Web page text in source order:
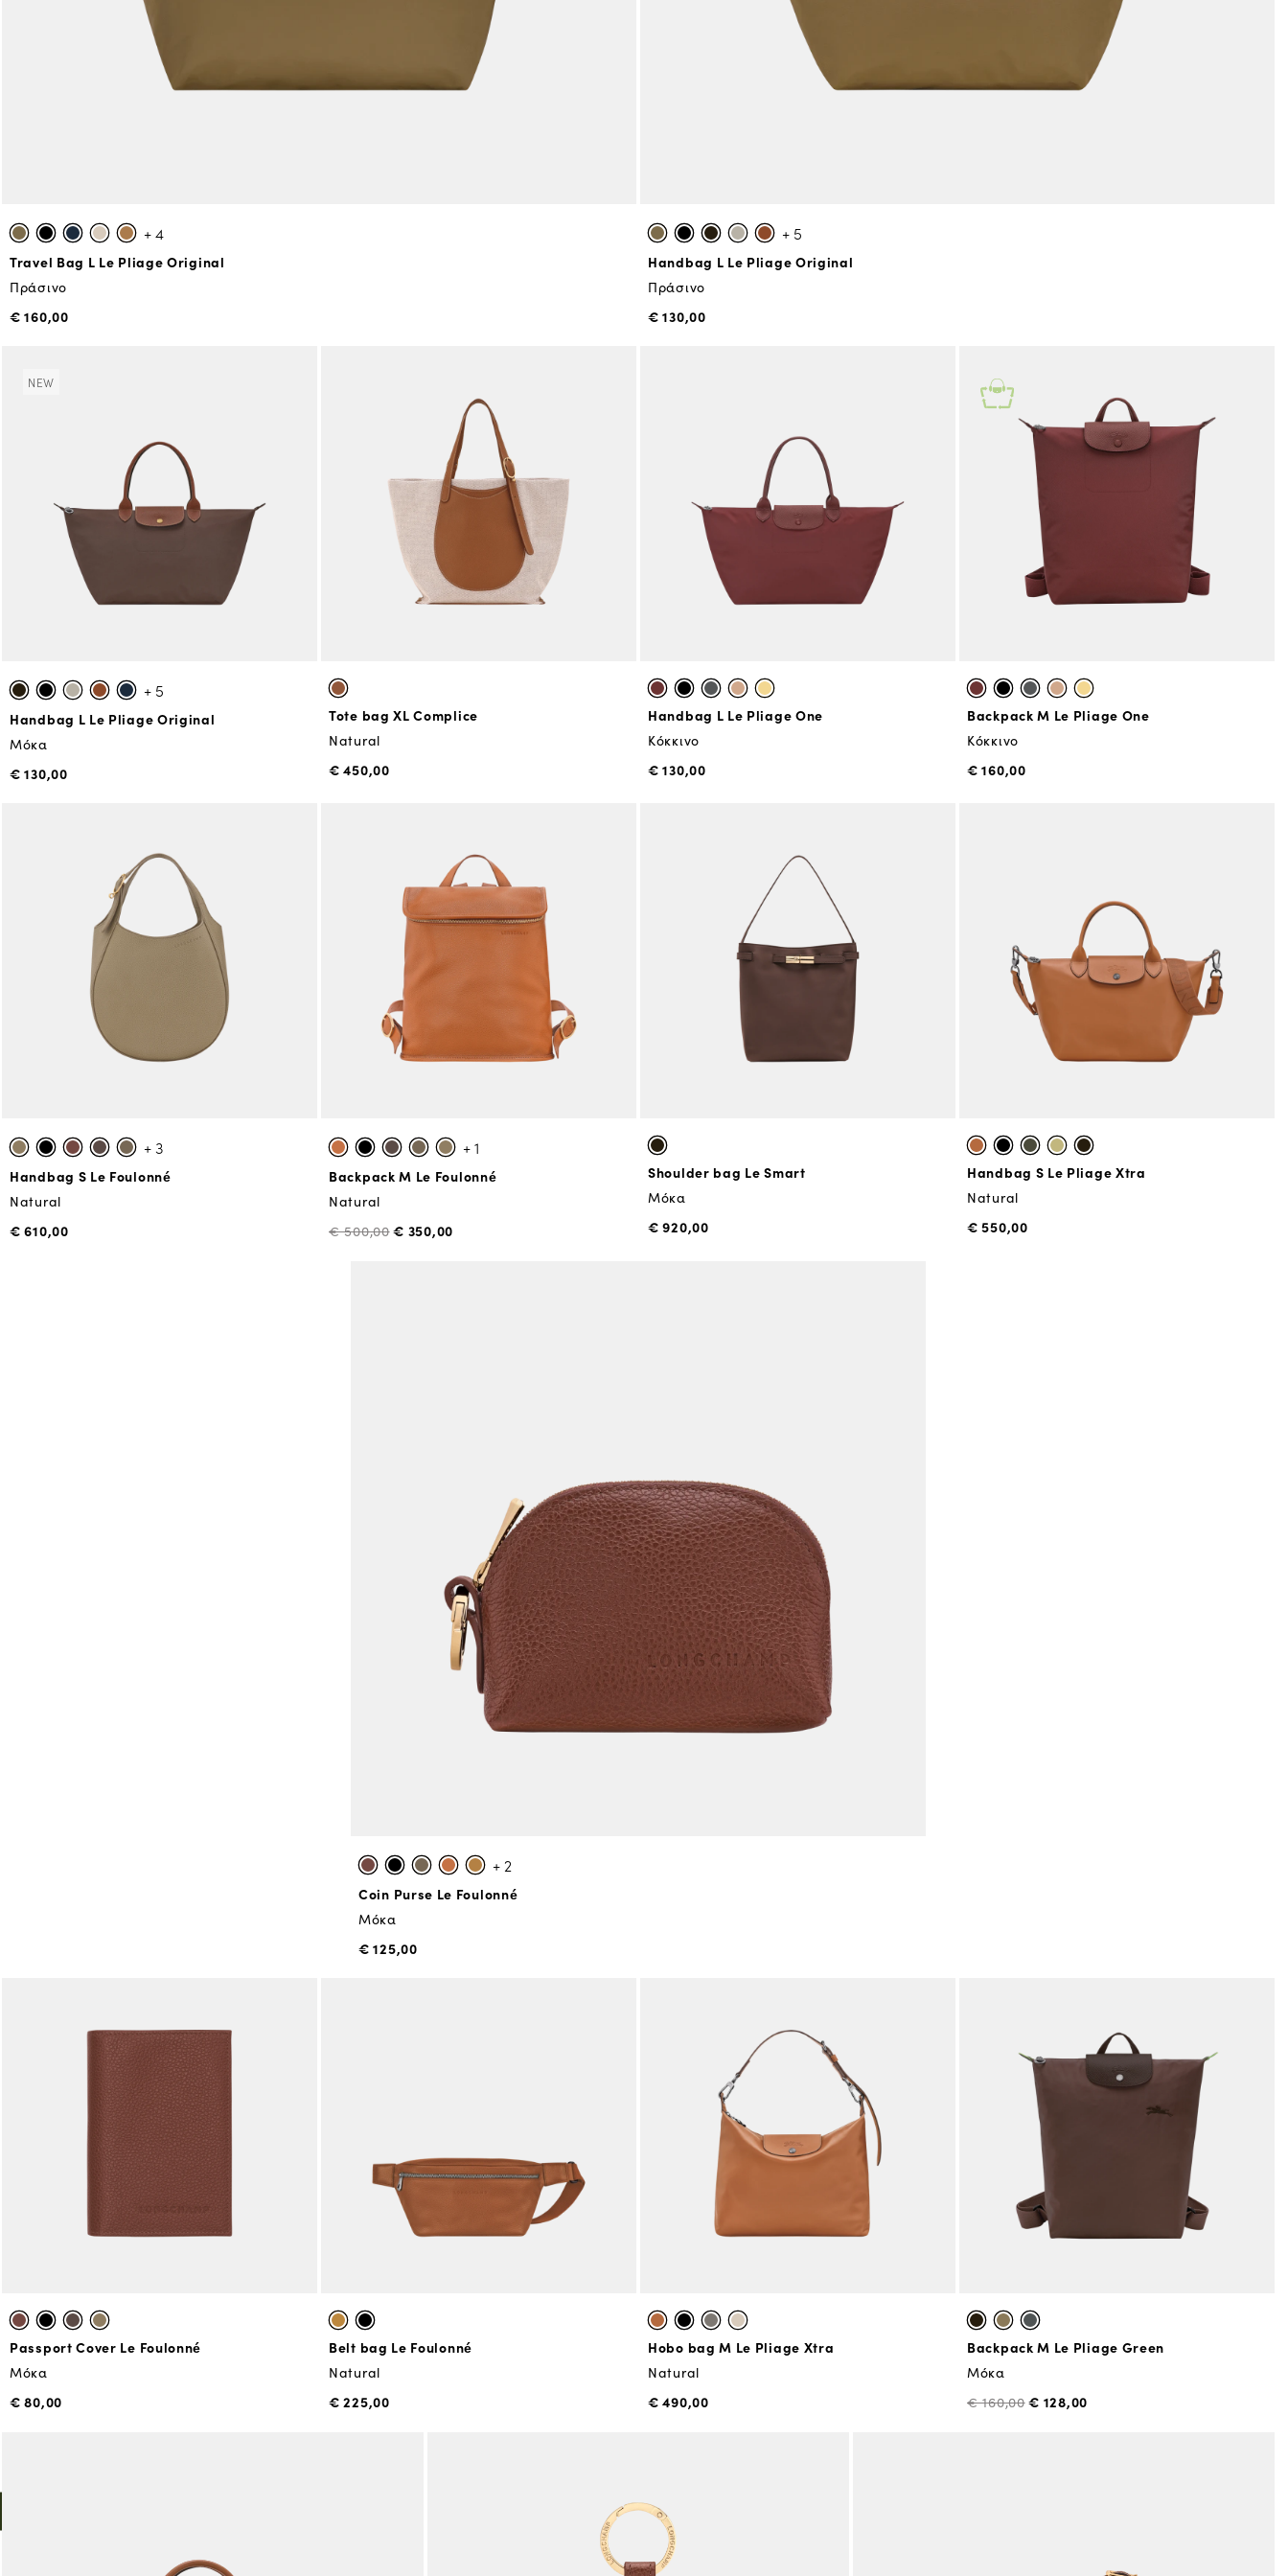
+ 4
Travel Bag L Le Pliage Original
Πράσινο
€ 160,00
+ 5
Handbag L Le Pliage Original
Πράσινο
€ 130,00
NEW
+ 5
Handbag L Le Pliage Original
Μόκα
€ 130,00
Tote bag XL Complice
Natural
€ 450,00
Handbag L Le Pliage One
Κόκκινο
€ 130,00
Backpack M Le Pliage One
Κόκκινο
€ 160,00
+ 3
Handbag S Le Foulonné
Natural
€ 610,00
+ 1
Backpack M Le Foulonné
Natural
€ 500,00€ 350,00
Shoulder bag Le Smart
Μόκα
€ 920,00
Handbag S Le Pliage Xtra
Natural
€ 550,00
+ 2
Coin Purse Le Foulonné
Μόκα
€ 125,00
Passport Cover Le Foulonné
Μόκα
€ 80,00
Belt bag Le Foulonné
Natural
€ 225,00
Hobo bag M Le Pliage Xtra
Natural
€ 490,00
Backpack M Le Pliage Green
Μόκα
€ 160,00€ 128,00